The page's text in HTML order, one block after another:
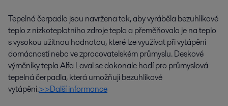
Tepelná čerpadla jsou navržena tak, aby vyráběla bezuhlíkové
teplo z nízkoteplotního zdroje tepla a přeměňovala je na teplo
s vysokou užitnou hodnotou, které lze využívat při vytápění
domácností nebo ve zpracovatelském průmyslu. Deskové
výměníky tepla Alfa Laval se dokonale hodí pro průmyslová
tepelná čerpadla, která umožňují bezuhlíkové
vytápění.>>Další informance